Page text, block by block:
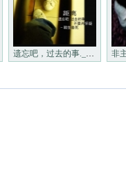
遗忘吧，过去的事._非主流图片